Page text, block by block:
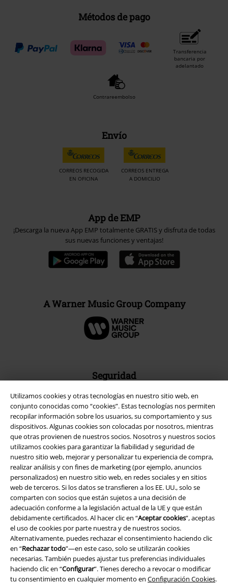
Utilizamos cookies y otras tecnologías en nuestro sitio web, en
conjunto conocidas como “cookies”. Estas tecnologías nos permiten
recopilar información sobre los usuarios, su comportamiento y sus
dispositivos. Algunas cookies son colocadas por nosotros, mientras
que otras provienen de nuestros socios. Nosotros y nuestros socios
utilizamos cookies para garantizar la fiabilidad y seguridad de
nuestro sitio web, mejorar y personalizar tu experiencia de compra,
realizar análisis y con fines de marketing (por ejemplo, anuncios
personalizados) en nuestro sitio web, en redes sociales y en sitios
web de terceros. Si los datos se transfieren a los EE. UU., solo se
comparten con socios que están sujetos a una decisión de
adecuación conforme a la legislación actual de la UE y que están
debidamente certificados. Al hacer clic en “Aceptar cookies”, aceptas
el uso de cookies por parte nuestra y de nuestros socios.
Alternativamente, puedes rechazar el consentimiento haciendo clic
en “Rechazar todo”—en este caso, solo se utilizarán cookies
necesarias. También puedes ajustar tus preferencias individuales
haciendo clic en “Configurar”. Tienes derecho a revocar o modificar
tu consentimiento en cualquier momento en Configuración Cookies.
Métodos de pago
Transferencia
bancaria por
adelantado
Contrareembolso
Envío
CORREOS RECOGIDA
EN OFICINA
CORREOS ENTREGA
A DOMICILIO
App de EMP
¡Descarga la nueva App EMP totalmente GRATIS y disfruta de todas
sus nuevas funciones y ventajas!
A Warner Music Group Company
Seguridad
Legal
Términos y Condiciones
Aviso Legal